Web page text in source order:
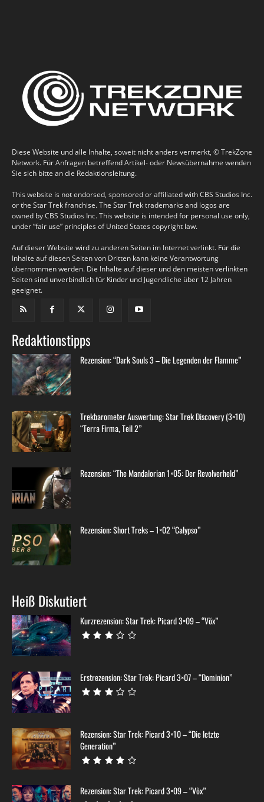
Diese Website und alle Inhalte, soweit nicht anders vermerkt, © TrekZone
Network. Für Anfragen betreffend Artikel- oder Newsübernahme wenden
Sie sich bitte an die Redaktionsleitung.
This website is not endorsed, sponsored or affiliated with CBS Studios Inc.
or the Star Trek franchise. The Star Trek trademarks and logos are
owned by CBS Studios Inc. This website is intended for personal use only,
under “fair use” principles of United States copyright law.
Auf dieser Website wird zu anderen Seiten im Internet verlinkt. Für die
Inhalte auf diesen Seiten von Dritten kann keine Verantwortung
übernommen werden. Die Inhalte auf dieser und den meisten verlinkten
Seiten sind unverbindlich für Kinder und Jugendliche über 12 Jahren
geeignet.
Redaktionstipps
Rezension: “Dark Souls 3 – Die Legenden der Flamme”
Trekbarometer Auswertung: Star Trek Discovery (3×10)
“Terra Firma, Teil 2”
Rezension: “The Mandalorian 1×05: Der Revolverheld”
Rezension: Short Treks – 1×02 “Calypso”
Heiß Diskutiert
Kurzrezension: Star Trek: Picard 3×09 – “Võx”
Erstrezension: Star Trek: Picard 3×07 – “Dominion”
Rezension: Star Trek: Picard 3×10 – “Die letzte
Generation”
Rezension: Star Trek: Picard 3×09 – “Võx”